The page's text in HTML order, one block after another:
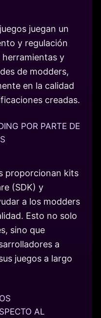
juegan un
y regulación
y
de modders,
en la calidad
creadas.
POR PARTE DE
proporcionan kits
(SDK) y
a los modders
Esto no solo
sino que
a
juegos a largo
AL